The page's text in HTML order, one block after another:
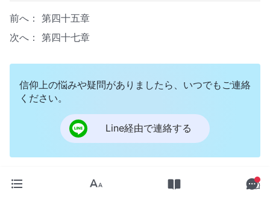
前へ： 第四十五章
次へ： 第四十七章
信仰上の悩みや疑問がありましたら、いつでもご連絡
ください。
Line経由で連絡する